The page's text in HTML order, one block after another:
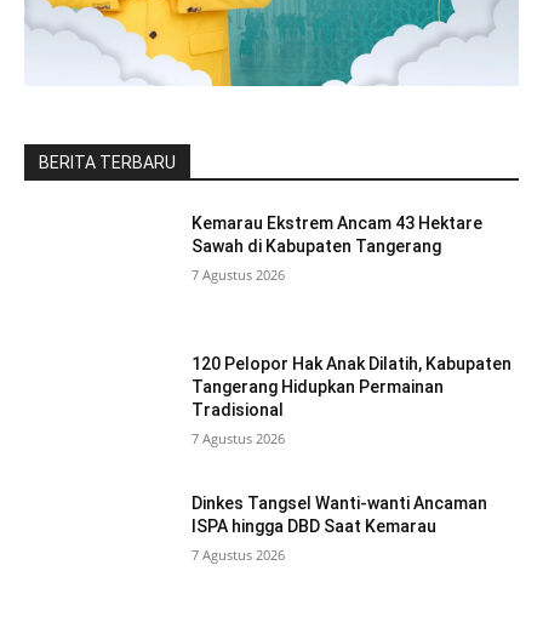
BERITA TERBARU
Kemarau Ekstrem Ancam 43 Hektare
Sawah di Kabupaten Tangerang
7 Agustus 2026
120 Pelopor Hak Anak Dilatih, Kabupaten
Tangerang Hidupkan Permainan
Tradisional
7 Agustus 2026
Dinkes Tangsel Wanti-wanti Ancaman
ISPA hingga DBD Saat Kemarau
7 Agustus 2026